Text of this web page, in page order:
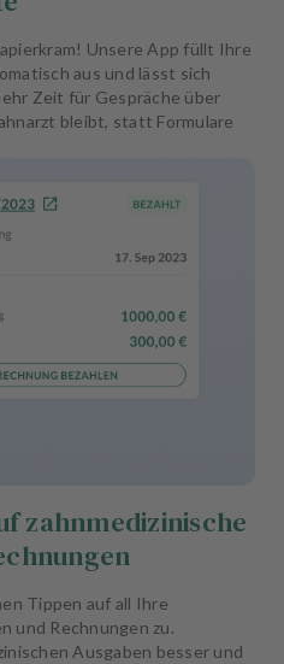
Unsere App füllt Ihre
aus und lässt sich
Zeit für Gespräche über
bleibt, statt Formulare
zahnmedizinische
Tippen auf all Ihre
und Rechnungen zu.
Ausgaben besser und